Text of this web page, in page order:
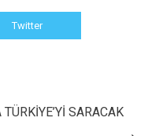
Twitter
SARACAK